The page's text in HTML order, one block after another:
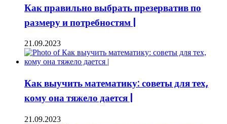
Как правильно выбрать презерватив по
размеру и потребностям |
21.09.2023
Как выучить математику: советы для тех,
кому она тяжело дается |
21.09.2023